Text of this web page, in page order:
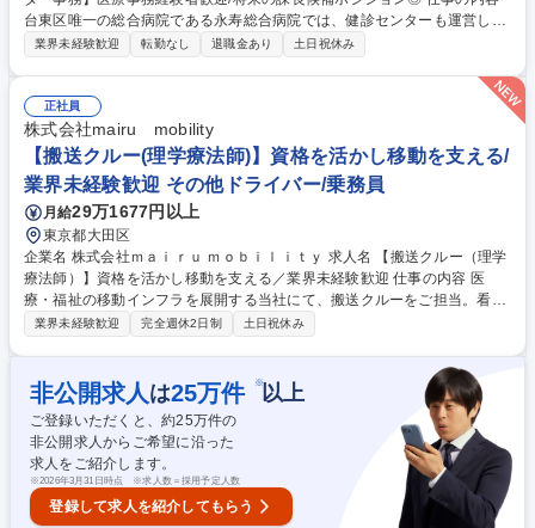
台東区唯一の総合病院である永寿総合病院では、健診センターも運営して
おります。本ポジションの健診センターの事務局での勤務となります。医
契約業務 ■センター内システム、医療機器等に関する契約、管理 ■学会等
への提出データ作成、統計作成 ■部署間の調整・医師の勤務調整 等 募集
職種 【健診センター事務】医療事務経験者歓迎/将来の課長候補ポジショ
ン◎
業界未経験歓迎 転勤なし 退職金あり 土日祝休み
正社員
株式会社mairu mobility
【搬送クルー(理学療法師)】資格を活かし移動を支える/
業界未経験歓迎 その他ドライバー/乗務員
月給29万1677円以上
東京都大田区
企業名 株式会社ｍａｉｒｕ ｍｏｂｉｌｉｔｙ 求人名 【搬送クルー（理学
療法師）】資格を活かし移動を支える／業界未経験歓迎 仕事の内容 医
療・福祉の移動インフラを展開する当社にて、搬送クルーをご担当。看護
師資格を活かして車両に同乗し、移動が困難な利用者様の移動をサポート
提供します。■予約情報を確認し必要なケア内容を整理 ■車両の運転（二
種免許取得支援あり） ■移動・移乗のサポートとお声がけ ■車内でのバイ
タルや体調のチェック ■家族や病院・介護施設職員との調整 【仕事の魅
力】患者様に直接向き合い安心を届けるプロとして活躍可能。乗車前後を
含む搬送体験全体の設計に関わるやりがいがあります。 募集職種 【搬送
クルー（理学療法師）】資格を活かし移動を支える／業界未経験歓迎
業界未経験歓迎 完全週休2日制 土日祝休み
非公開求人 は25万件 ※以上
ご登録いただくと、約25万件の
非公開求人からご希望に沿った
求人をご紹介します。
※2026年3月31日時点 ※求人数＝採用予定人数
登録して求人を紹介してもらう